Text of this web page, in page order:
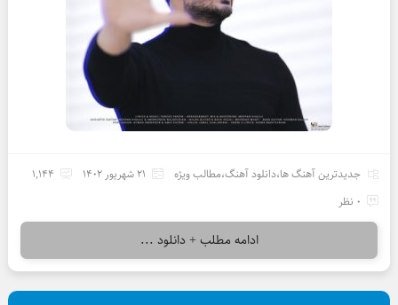
جدیدترین آهنگ ها،دانلود آهنگ،مطالب ویژه 21 شهریور 1402
1,144
0 نظر
ادامه مطلب + دانلود ...